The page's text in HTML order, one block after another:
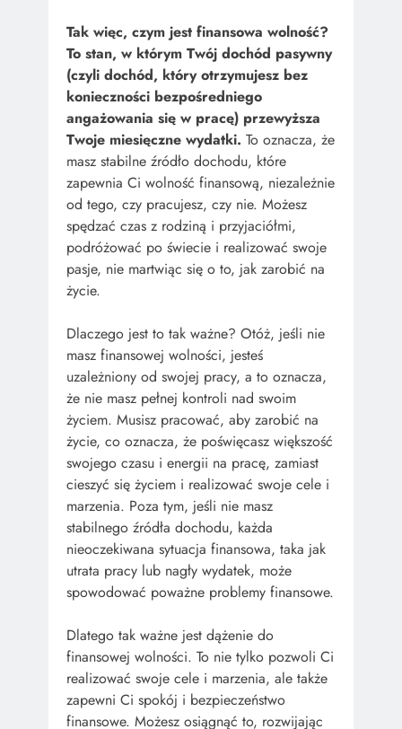
Tak więc, czym jest finansowa wolność?
To stan, w którym Twój dochód pasywny
(czyli dochód, który otrzymujesz bez
konieczności bezpośredniego
angażowania się w pracę) przewyższa
Twoje miesięczne wydatki. To oznacza, że
masz stabilne źródło dochodu, które
zapewnia Ci wolność finansową, niezależnie
od tego, czy pracujesz, czy nie. Możesz
spędzać czas z rodziną i przyjaciółmi,
podróżować po świecie i realizować swoje
pasje, nie martwiąc się o to, jak zarobić na
życie.
Dlaczego jest to tak ważne? Otóż, jeśli nie
masz finansowej wolności, jesteś
uzależniony od swojej pracy, a to oznacza,
że nie masz pełnej kontroli nad swoim
życiem. Musisz pracować, aby zarobić na
życie, co oznacza, że poświęcasz większość
swojego czasu i energii na pracę, zamiast
cieszyć się życiem i realizować swoje cele i
marzenia. Poza tym, jeśli nie masz
stabilnego źródła dochodu, każda
nieoczekiwana sytuacja finansowa, taka jak
utrata pracy lub nagły wydatek, może
spowodować poważne problemy finansowe.
Dlatego tak ważne jest dążenie do
finansowej wolności. To nie tylko pozwoli Ci
realizować swoje cele i marzenia, ale także
zapewni Ci spokój i bezpieczeństwo
finansowe. Możesz osiągnąć to, rozwijając